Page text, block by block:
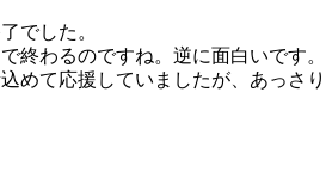
でした。
終わるのですね。逆に面白いです。
めて応援していましたが、あっさり